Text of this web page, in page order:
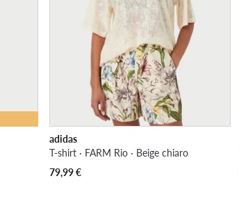
adidas
T-shirt · FARM Rio · Beige chiaro
79,99€